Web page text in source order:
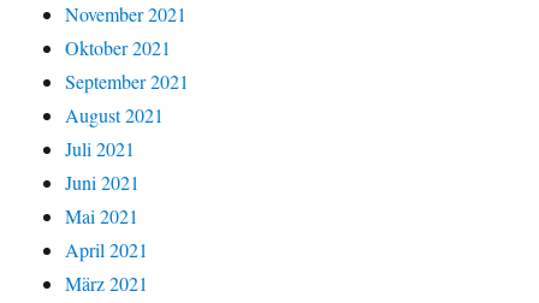
November 2021
Oktober 2021
September 2021
August 2021
Juli 2021
Juni 2021
Mai 2021
April 2021
März 2021